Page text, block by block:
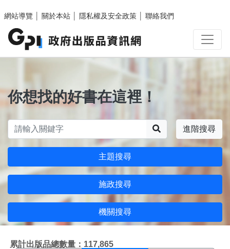
網站導覽
關於本站 隱私權及安全政策 聯絡我們
你想找的好書在這裡！
進階搜尋
主題搜尋
施政搜尋
機關搜尋
累計出版品總數量：117,865
施政搜尋結果頁面